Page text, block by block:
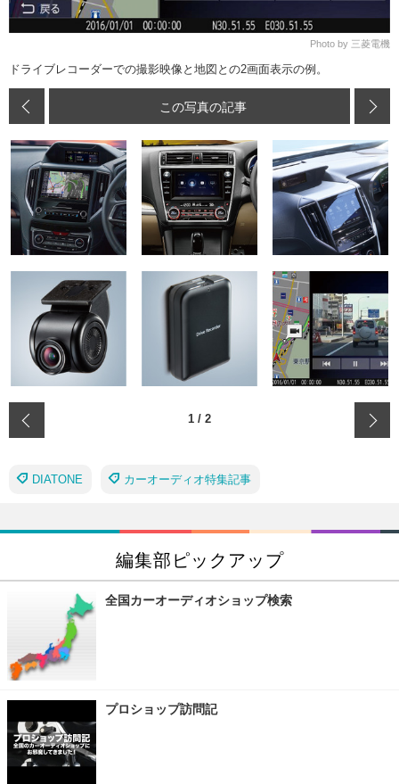
Photo by 三菱電機
ドライブレコーダーでの撮影映像と地図との2画面表示の例。
この写真の記事
1 / 2
DIATONE カーオーディオ特集記事
編集部ピックアップ
全国カーオーディオショップ検索
プロショップ訪問記